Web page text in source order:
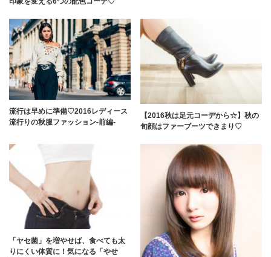
流行は早めに準備♡2016レディース
流行りの秋服ファッション-前編-
【2016秋は足元コーデから☆】秋の
旬顔はファーブーツできまり♡
「ヤセ菌」を増やせば、食べても太
りにくい体質に！気になる「やせ